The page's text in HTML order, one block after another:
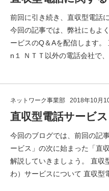
前回に引き続き、直収型電話
今回の記事では、弊社にもよ
ービスのQ＆Aを配信します
n１ ＮＴＴ以外の電話会社で
ネットワーク事業部 2018年10月
直収型電話サービ
今回のブログでは、前回の記
ービス」の次に始まった「直
解説していきましょう。 直収
わ）サービスについて 直収型